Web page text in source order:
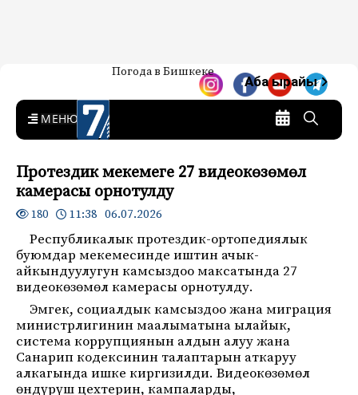
7-канал. Жаңылыктар —
Кыргызстан
Жаңылыктар — Кыргызстан
Погода в Бишкеке
Аба ырайы
MENU
Протездик мекемеге 27 видеокөзөмөл
камерасы орнотулду
180 11:38 06.07.2026
Республикалык протездик-ортопедиялык
буюмдар мекемесинде иштин ачык-
айкындуулугун камсыздоо максатында 27
видеокөзөмөл камерасы орнотулду.
Эмгек, социалдык камсыздоо жана миграция
министрлигинин маалыматына ылайык,
система коррупциянын алдын алуу жана
Санарип кодексинин талаптарын аткаруу
алкагында ишке киргизилди. Видеокөзөмөл
өндүрүш цехтерин, кампаларды,